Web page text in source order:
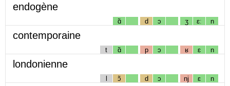
endogène
ɑ̃ d ɔ ʒ ɛː n
contemporaine
t ɑ̃ p ɔ ʁ ɛ n
londonienne
l ɔ̃ d ɔ nj ɛ n